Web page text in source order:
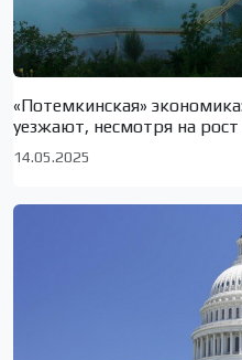
«Потемкинская»
уезжают, несмотря на
14.05.2025